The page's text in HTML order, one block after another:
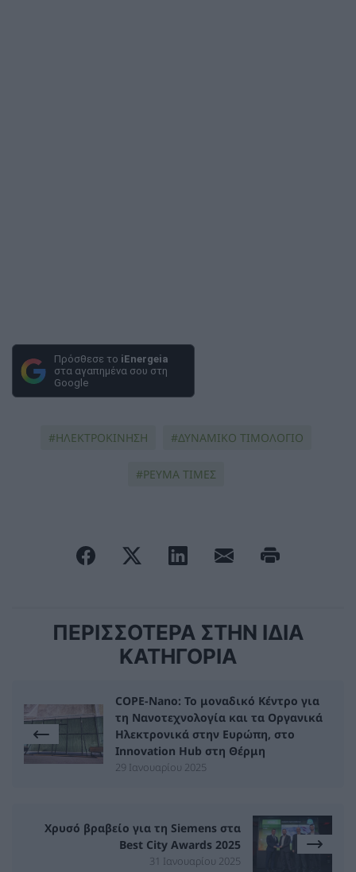
Πρόσθεσε το iEnergeia
στα αγαπημένα σου στη
Google
ΗΛΕΚΤΡΟΚΙΝΗΣΗ ΔΥΝΑΜΙΚΟ ΤΙΜΟΛΟΓΙΟ
ΡΕΥΜΑ ΤΙΜΕΣ
ΠΕΡΙΣΣΟΤΕΡΑ ΣΤΗΝ ΙΔΙΑ
ΚΑΤΗΓΟΡΙΑ
COPE-Nano: Το μοναδικό Κέντρο για
τη Νανοτεχνολογία και τα Οργανικά
Ηλεκτρονικά στην Ευρώπη, στο
Innovation Hub στη Θέρμη
29 Ιανουαρίου 2025
Χρυσό βραβείο για τη Siemens στα
Best City Awards 2025
31 Ιανουαρίου 2025